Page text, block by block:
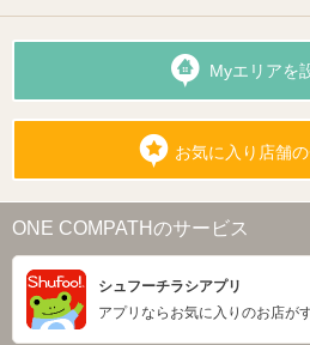
Myエリアを
お気に入り店舗
ONE COMPATHのサービス
シュフーチラシアプリ
アプリならお気に入りのお店が